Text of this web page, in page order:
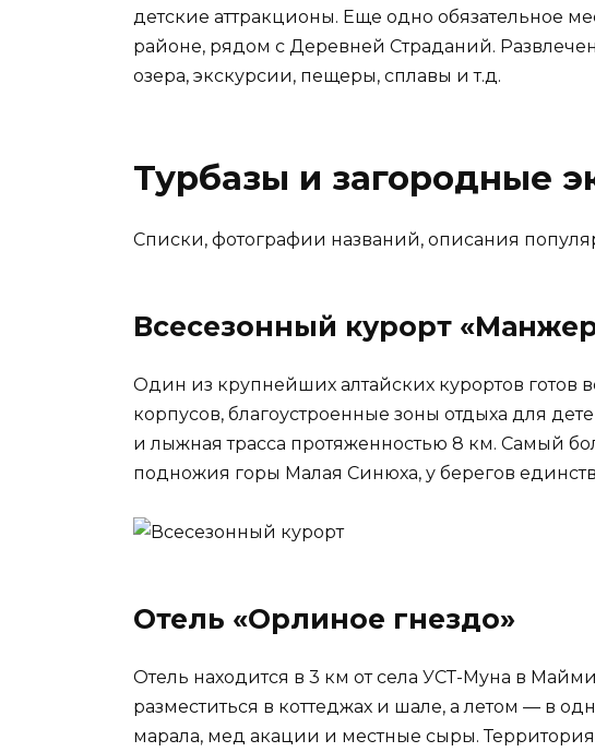
детские аттракционы. Еще одно обязательное
районе, рядом с Деревней Страданий.
озера, экскурсии, пещеры, сплавы и т.д.
Турбазы и загородные
Списки, фотографии названий, описания
Всесезонный курорт
Один из крупнейших алтайских курортов готов
корпусов, благоустроенные зоны отдыха для
и лыжная трасса протяженностью 8 км. Самый
подножия горы Малая Синюха, у берегов
Отель «Орлиное гнездо»
Отель находится в 3 км от села УСТ-Муна в
разместиться в коттеджах и шале, а летом — в
марала, мед акации и местные сыры.